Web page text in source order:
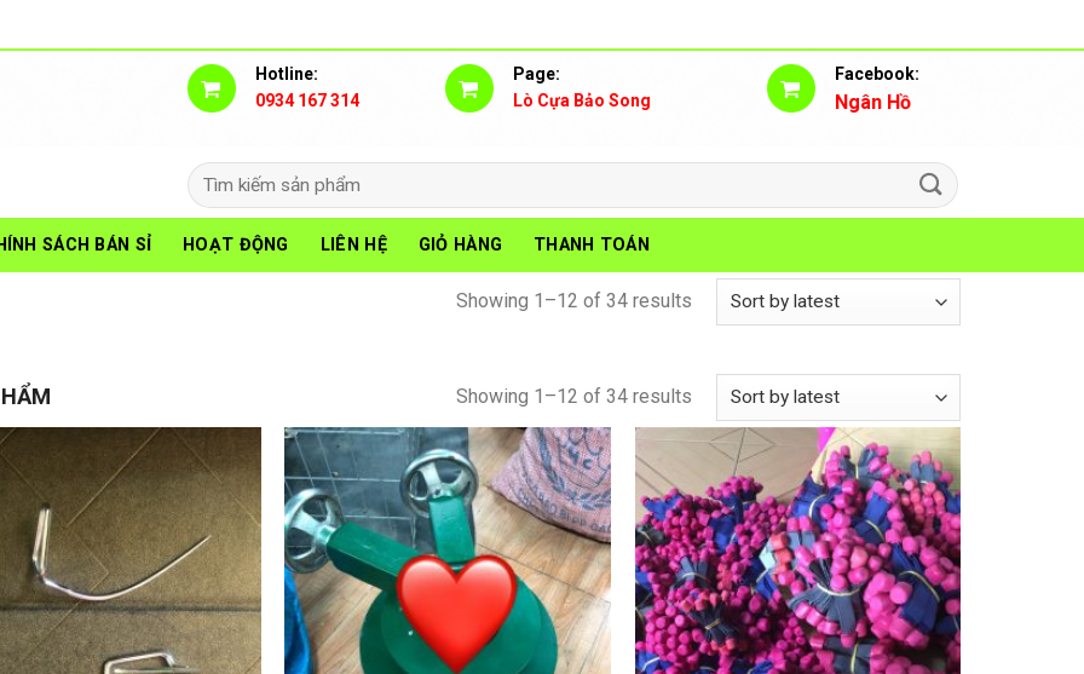
Hotline:
0934 167 314
Page:
Lò Cựa Bảo Song
Facebook:
Ngân Hồ
Search
for:
SÁCH BÁN SỈ HOẠT ĐỘNG LIÊN HỆ GIỎ HÀNG THANH TOÁN
Showing 1–12 of 34 results
Showing 1–12 of 34 results